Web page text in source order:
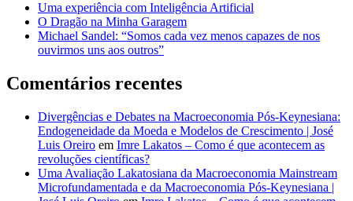
Uma experiência com Inteligência Artificial
O Dragão na Minha Garagem
Michael Sandel: “Somos cada vez menos capazes de nos
ouvirmos uns aos outros”
Comentários recentes
Divergências e Debates na Macroeconomia Pós-Keynesiana:
Endogeneidade da Moeda e Modelos de Crescimento | José
Luis Oreiro em Imre Lakatos – Como é que acontecem as
revoluções científicas?
Uma Avaliação Lakatosiana da Macroeconomia Mainstream
Microfundamentada e da Macroeconomia Pós-Keynesiana |